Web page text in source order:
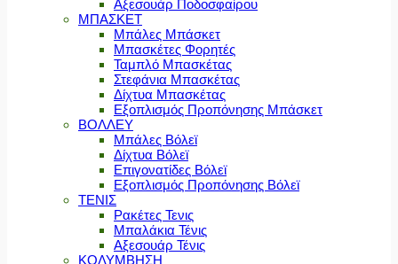
Αξεσουάρ Ποδοσφαίρου
ΜΠΑΣΚΕΤ
Μπάλες Μπάσκετ
Μπασκέτες Φορητές
Ταμπλό Μπασκέτας
Στεφάνια Μπασκέτας
Δίχτυα Μπασκέτας
Εξοπλισμός Προπόνησης Μπάσκετ
ΒΟΛΛΕΥ
Μπάλες Βόλεϊ
Δίχτυα Βόλεϊ
Επιγονατίδες Βόλεϊ
Εξοπλισμός Προπόνησης Βόλεϊ
ΤΕΝΙΣ
Ρακέτες Τενις
Μπαλάκια Τένις
Αξεσουάρ Τένις
ΚΟΛΥΜΒΗΣΗ